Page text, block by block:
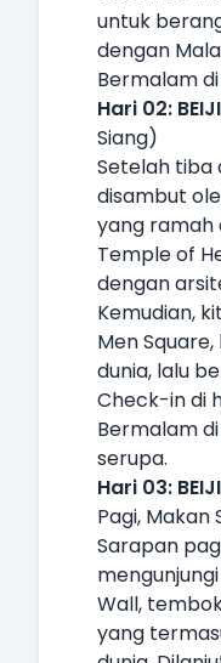
untuk
dengan
Bermalam
Hari 02:
Siang)
Setelah tiba
disambut
yang ramah
Temple of
dengan
Kemudian,
Men
dunia, lalu
Check-in di
Bermalam
serupa.
Hari 03:
Pagi, Makan
Sarapan
Wall,
yang